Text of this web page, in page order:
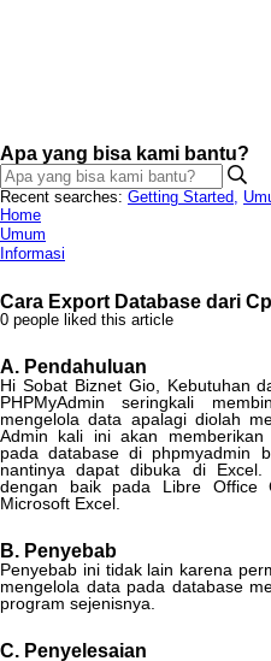
Apa yang bisa kami bantu?
Recent searches: Getting Started,
Home
Umum
Informasi
Cara Export Database dari
0 people liked this article
A. Pendahuluan
Hi Sobat Biznet Gio, Kebutuhan
PHPMyAdmin
seringkali
mengelola data apalagi diolah
Admin
kali ini akan memberikan
pada database di phpmyadmin
nantinya
dapat dibuka di Excel.
dengan
baik pada Libre Office
Microsoft Excel
B. Penyebab
Penyebab ini tidak lain karena
mengelola data pada database
program sejenisnya
C. Penyelesaian